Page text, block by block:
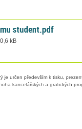
student.pdf
kB
je určen především k tisku,
kancelářských a grafických